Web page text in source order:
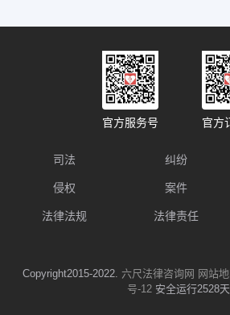
官方服务号 官方
司法 纠纷
侵权 案件
法律法规 法律责任
Copyright2015-2022. 六尺法律咨询网 网站
号-12 安全运行2528